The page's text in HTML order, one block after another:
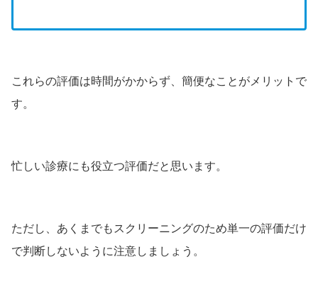
これらの評価は時間がかからず、簡便なことがメリットで
す。
忙しい診療にも役立つ評価だと思います。
ただし、あくまでもスクリーニングのため単一の評価だけ
で判断しないように注意しましょう。